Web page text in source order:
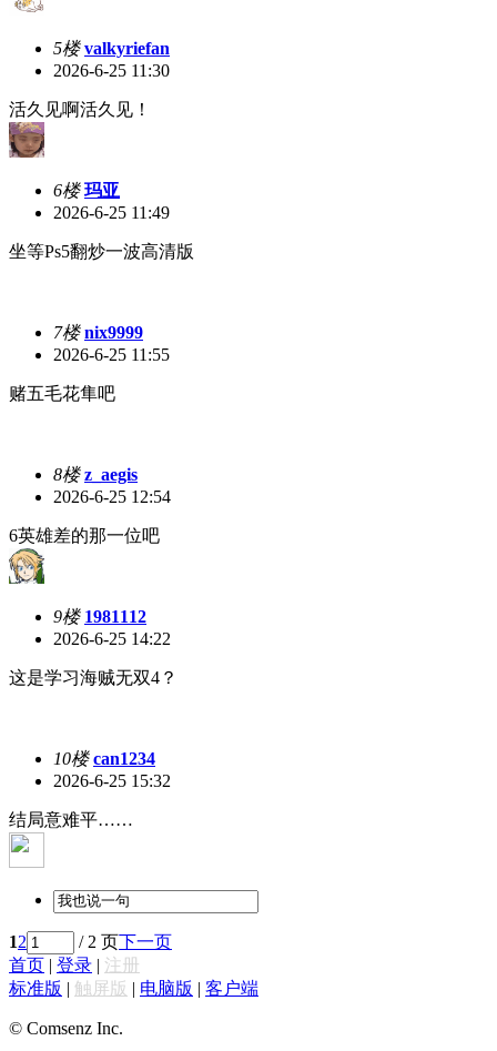
5楼 valkyriefan
2026-6-25 11:30
活久见啊活久见！
6楼 玛亚
2026-6-25 11:49
坐等Ps5翻炒一波高清版
7楼 nix9999
2026-6-25 11:55
赌五毛花隼吧
8楼 z_aegis
2026-6-25 12:54
6英雄差的那一位吧
9楼 1981112
2026-6-25 14:22
这是学习海贼无双4？
10楼 can1234
2026-6-25 15:32
结局意难平……
12 / 2 页下一页
首页 | 登录 | 注册
标准版 | 触屏版 | 电脑版 | 客户端
© Comsenz Inc.